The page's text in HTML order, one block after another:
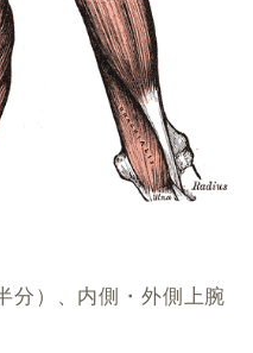
分）、内側・外側上腕